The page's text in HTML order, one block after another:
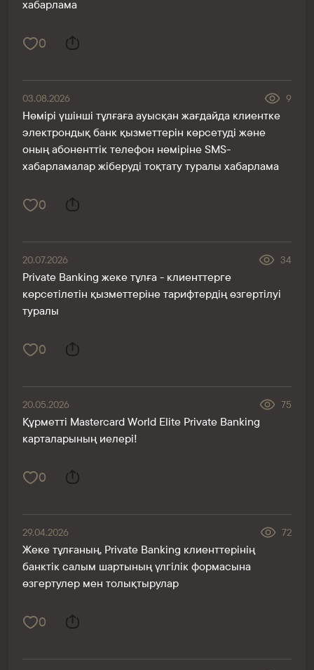
хабарлама
0
03.08.2026 9
Нөмірі үшінші тұлғаға ауысқан жағдайда клиентке
электрондық банк қызметтерін көрсетуді және
оның абоненттік телефон нөміріне SMS-
хабарламалар жіберуді тоқтату туралы хабарлама
0
20.07.2026 34
Private Banking жеке тұлға - клиенттерге
көрсетілетін қызметтеріне тарифтердің өзгертілуі
туралы
0
20.05.2026 75
Құрметті Mastercard World Elite Private Banking
карталарының иелері!
0
29.04.2026 72
Жеке тұлғаның, Private Banking клиенттерінің
банктік салым шартының үлгілік формасына
өзгертулер мен толықтырулар
0